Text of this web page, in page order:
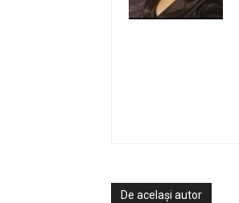
De același autor